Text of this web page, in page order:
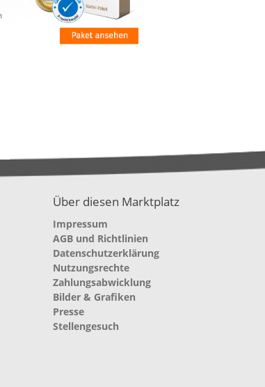
Über diesen Marktplatz
Impressum
AGB und Richtlinien
Datenschutzerklärung
Nutzungsrechte
Zahlungsabwicklung
Bilder & Grafiken
Presse
Stellengesuch